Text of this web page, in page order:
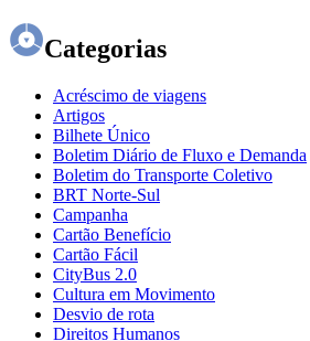
Categorias
Acréscimo de viagens
Artigos
Bilhete Único
Boletim Diário de Fluxo e Demanda
Boletim do Transporte Coletivo
BRT Norte-Sul
Campanha
Cartão Benefício
Cartão Fácil
CityBus 2.0
Cultura em Movimento
Desvio de rota
Direitos Humanos